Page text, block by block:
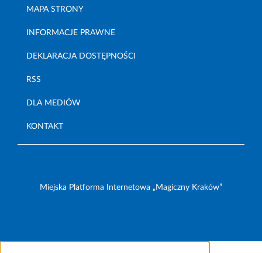
MAPA STRONY
INFORMACJE PRAWNE
DEKLARACJA DOSTĘPNOŚCI
RSS
DLA MEDIÓW
KONTAKT
Miejska Platforma Internetowa „Magiczny Kraków”